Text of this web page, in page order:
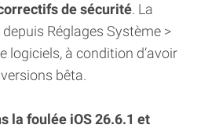
de sécurité. La
Réglages Système >
logiciels, à condition d’avoir
bêta.
la foulée iOS 26.6.1 et